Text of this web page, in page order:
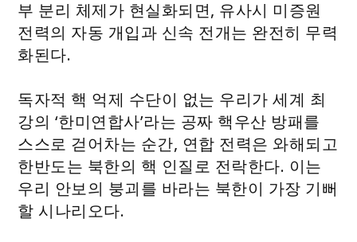
부 분리 체제가 현실화되면, 유사시 미증원
전력의 자동 개입과 신속 전개는 완전히 무력
화된다.
독자적 핵 억제 수단이 없는 우리가 세계 최
강의 ‘한미연합사’라는 공짜 핵우산 방패를
스스로 걷어차는 순간, 연합 전력은 와해되고
한반도는 북한의 핵 인질로 전락한다. 이는
우리 안보의 붕괴를 바라는 북한이 가장 기뻐
할 시나리오다.